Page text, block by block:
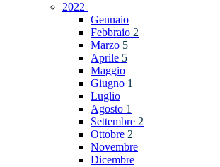
2022
Gennaio
Febbraio 2
Marzo 5
Aprile 5
Maggio
Giugno 1
Luglio
Agosto 1
Settembre 2
Ottobre 2
Novembre
Dicembre